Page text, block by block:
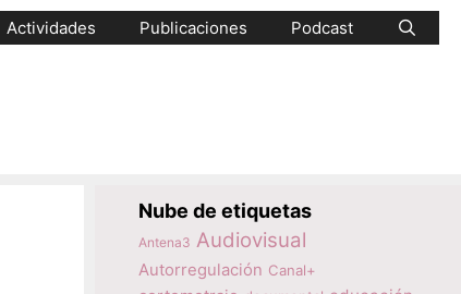
Actividades Publicaciones Podcast
Nube de etiquetas
Antena3 Audiovisual
Autorregulación Canal+